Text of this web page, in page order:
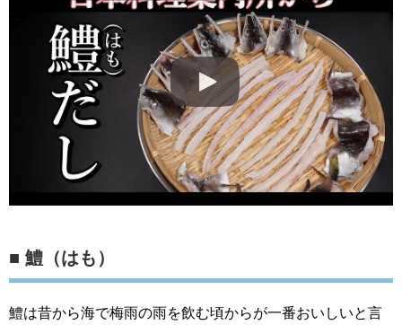
■ 鱧（はも）
鱧は昔から海で梅雨の雨を飲む頃からが一番おいしいと言